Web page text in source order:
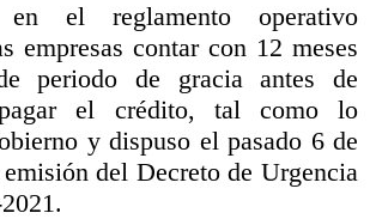
el reglamento operativo
empresas contar con 12 meses
periodo de gracia antes de
el crédito, tal como lo
y dispuso el pasado 6 de
del Decreto de Urgencia